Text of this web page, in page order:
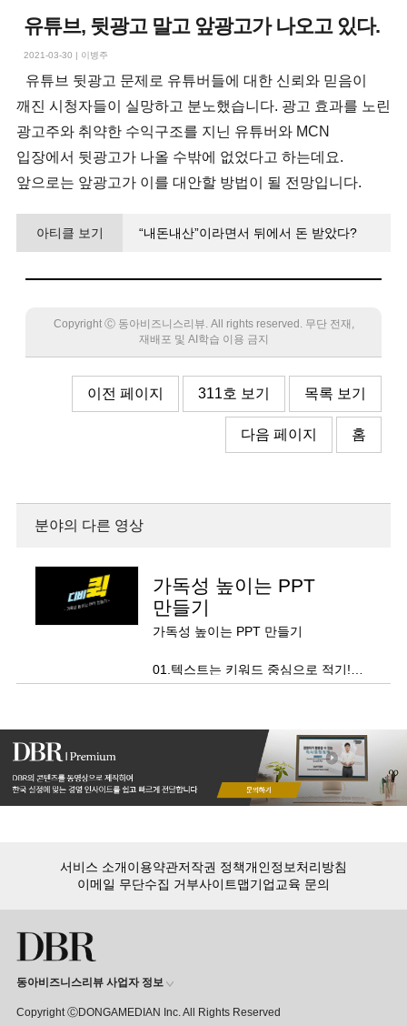
유튜브, 뒷광고 말고 앞광고가 나오고 있다.
2021-03-30 | 이병주
유튜브 뒷광고 문제로 유튜버들에 대한 신뢰와 믿음이
깨진 시청자들이 실망하고 분노했습니다. 광고 효과를 노린
광고주와 취약한 수익구조를 지닌 유튜버와 MCN
입장에서 뒷광고가 나올 수밖에 없었다고 하는데요.
앞으로는 앞광고가 이를 대안할 방법이 될 전망입니다.
아티클 보기
“내돈내산”이라면서 뒤에서 돈 받았다?
Copyright Ⓒ 동아비즈니스리뷰. All rights reserved. 무단 전재,
재배포 및 AI학습 이용 금지
이전 페이지 311호 보기 목록 보기
다음 페이지 홈
분야의 다른 영상
가독성 높이는 PPT
만들기
가독성 높이는 PPT 만들기
01.텍스트는 키워드 중심으로 적기!
03.강조 색과 폰트는 1개만 사용하기!
서비스 소개이용약관저작권 정책개인정보처리방침
이메일 무단수집 거부사이트맵기업교육 문의
동아비즈니스리뷰 사업자 정보
Copyright ⒸDONGAMEDIAN Inc. All Rights Reserved